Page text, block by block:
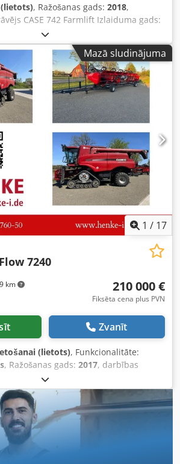
, Ražošanas gads: 2018,
CASE 742 Farmlift Izlaiduma gads:
Nq Ngouor 4800 moto stundas Strēles
4,2 t Jauda: 107 kW Aizmugurējā
4x4 piedziņa Viss darba
Jauns kauss
Mazā sludinājuma
1 / 17
km
7240
210 000 €
Fiksēta cena plus PVN
Zvanīt
(lietots), Funkcionalitāte:
, Ražošanas gads: 2017, darbības
366 kW (497,62 zs)
, maksimālais ātrums:30 km/h, pirmā
, nākamā pārbaude (TÜV):07/2026,
izmērs: 500/85 R24,
numurs:
gaisa kondicionēšana,
rapšu griezējs